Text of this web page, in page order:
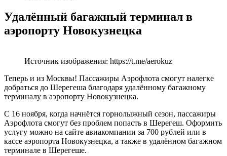
Удалённый багажный терминал в
аэропорту Новокузнецка
Источник изображения: https://t.me/aerokuz
Теперь и из Москвы! Пассажиры Аэрофлота смогут налегке
добраться до Шерегеша благодаря удалённому багажному
терминалу в аэропорту Новокузнецка.
С 16 ноября, когда начнётся горнолыжный сезон, пассажиры
Аэрофлота смогут без проблем попасть в Шерегеш. Оформить
услугу можно на сайте авиакомпании за 700 рублей или в
кассе аэропорта Новокузнецка, а также в удалённом багажном
терминале в Шерегеше.